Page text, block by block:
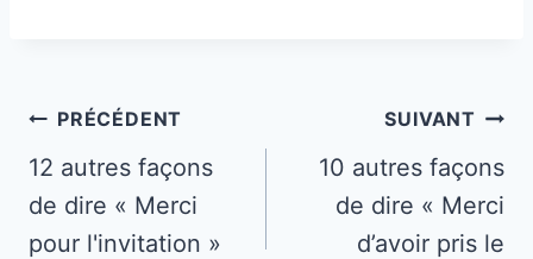
Navigation
de
l’article
PRÉCÉDENT
12 autres façons
de dire « Merci
pour l'invitation »
SUIVANT
10 autres façons
de dire « Merci
d’avoir pris le